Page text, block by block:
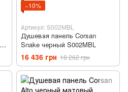
−10%
Артикул: S002MBL
Душевая панель Corsan
Snake черный S002MBL
16 436 грн 18 262 грн